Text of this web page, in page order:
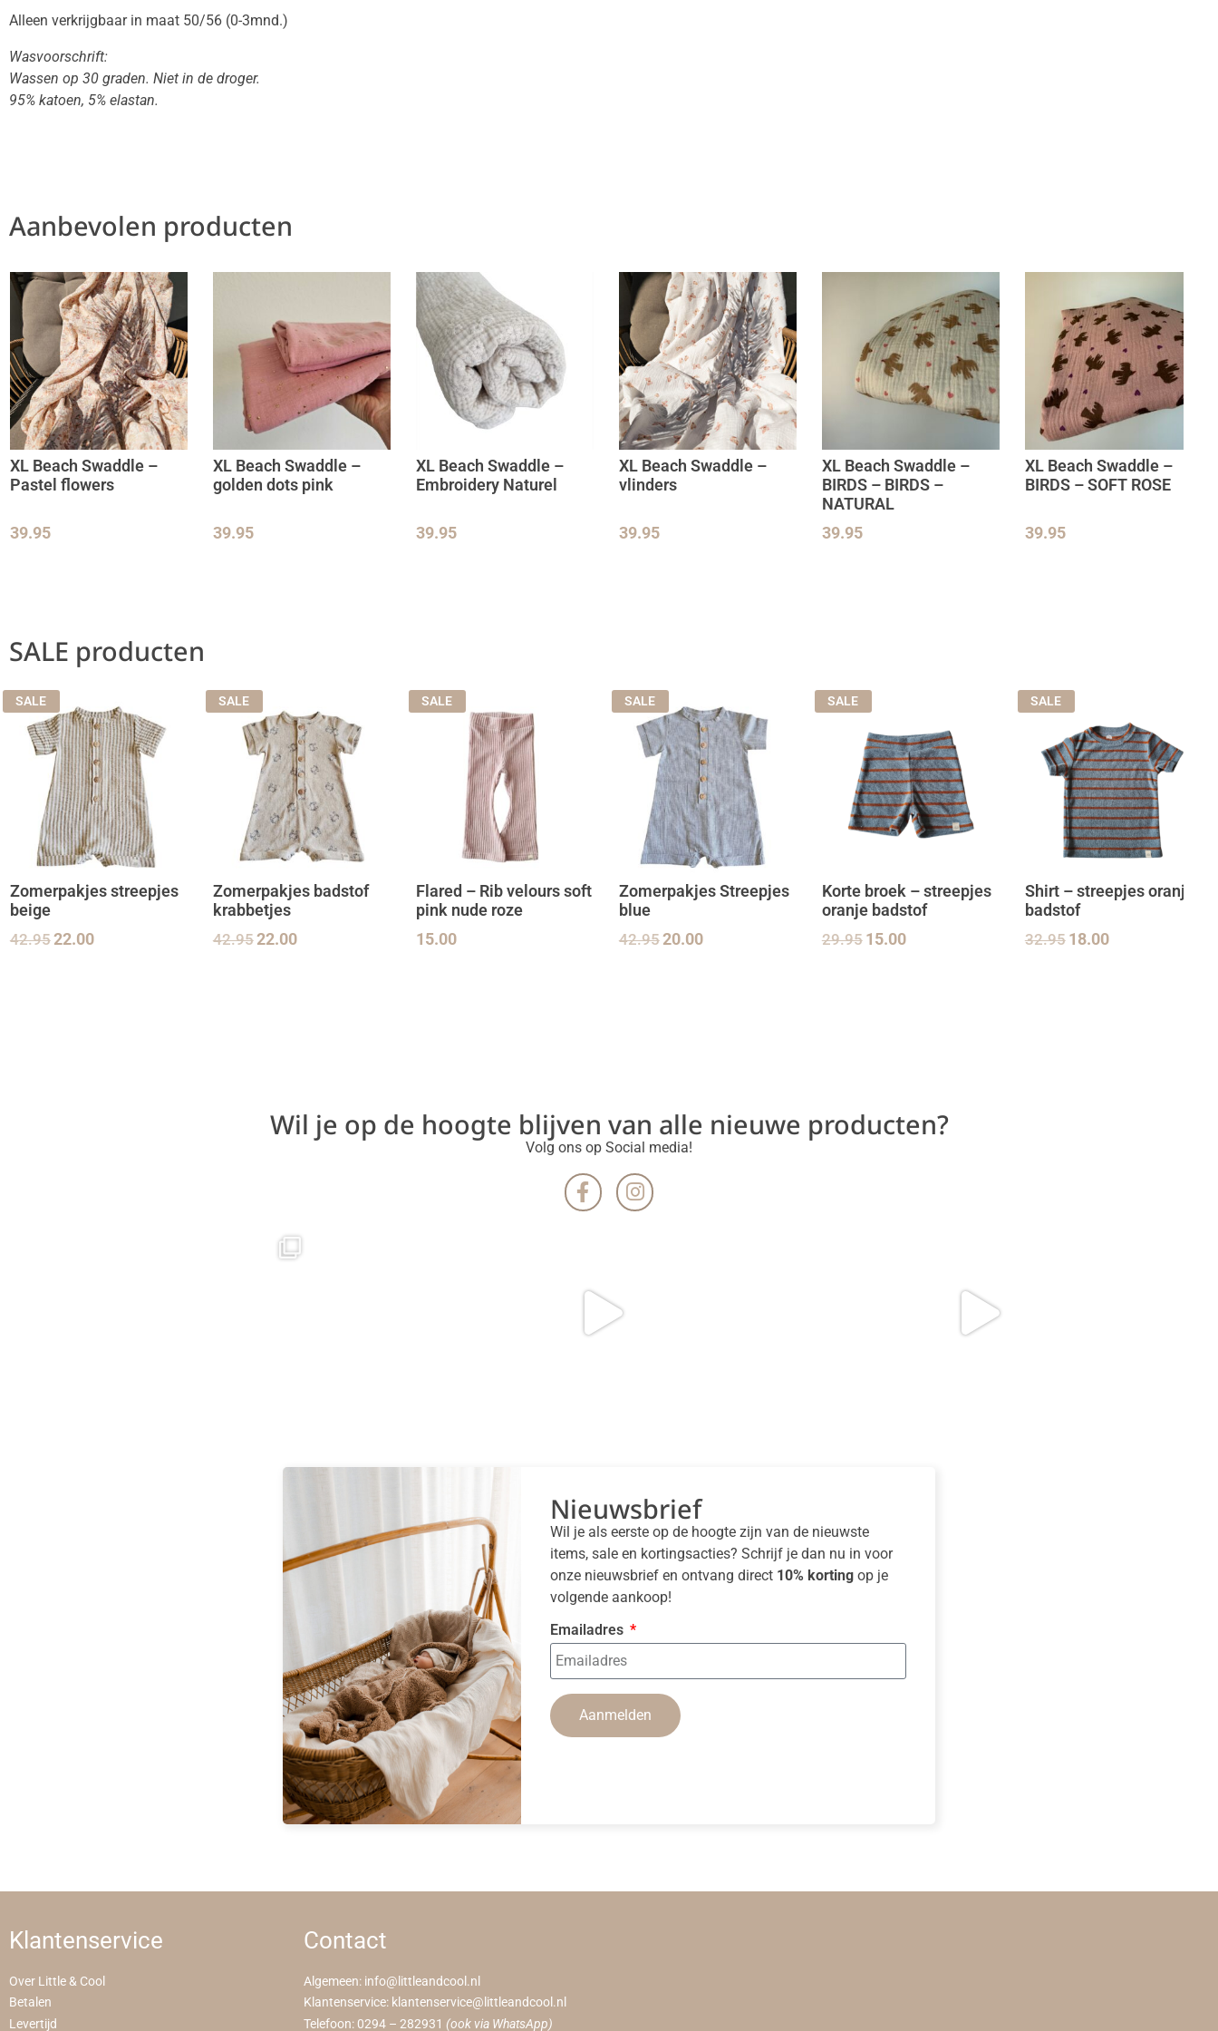
Alleen verkrijgbaar in maat 50/56 (0-3mnd.)
Wasvoorschrift:
Wassen op 30 graden. Niet in de droger.
95% katoen, 5% elastan.
Aanbevolen producten
XL Beach Swaddle –
Pastel flowers
39.95
XL Beach Swaddle –
golden dots pink
39.95
XL Beach Swaddle –
Embroidery Naturel
39.95
XL Beach Swaddle –
vlinders
39.95
XL Beach Swaddle –
BIRDS – BIRDS –
NATURAL
39.95
XL Beach Swaddle –
BIRDS – SOFT ROSE
39.95
SALE producten
SALE
Zomerpakjes streepjes
beige
42.9522.00
SALE
Zomerpakjes badstof
krabbetjes
42.9522.00
SALE
Flared – Rib velours soft
pink nude roze
15.00
SALE
Zomerpakjes Streepjes
blue
42.9520.00
SALE
Korte broek – streepjes
oranje badstof
29.95 15.00
SALE
Shirt – streepjes oranje
badstof
32.95 18.00
Wil je op de hoogte blijven van alle nieuwe producten?
Volg ons op Social media!
Nieuwsbrief
Wil je als eerste op de hoogte zijn van de nieuwste
items, sale en kortingsacties? Schrijf je dan nu in voor
onze nieuwsbrief en ontvang direct 10% kortingop je
volgende aankoop!
Emailadres
Aanmelden
Klantenservice
Over Little & Cool
Betalen
Levertijd
Contact
Algemeen: info@littleandcool.nl
Klantenservice: klantenservice@littleandcool.nl
Telefoon: 0294 – 282931 (ook via WhatsApp)